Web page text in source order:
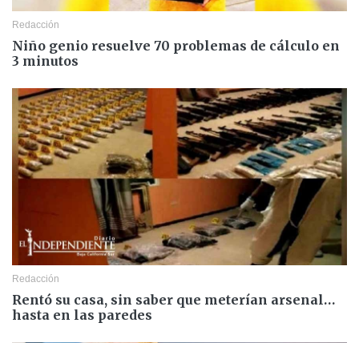
Redacción
Niño genio resuelve 70 problemas de cálculo en
3 minutos
Redacción
Rentó su casa, sin saber que meterían arsenal…
hasta en las paredes